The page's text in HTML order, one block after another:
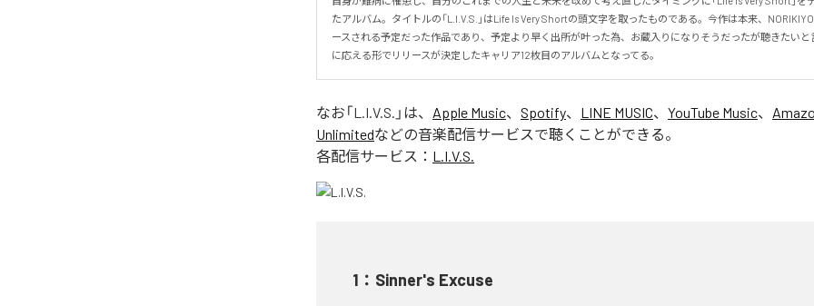
たアルバム。タイトルの「L.I.V.S.」はLife Is Very Shortの頭文字を取ったものである。今作は本来、
ースされる予定だった作品であり、予定より早く出所が叶った為、お蔵入りになりそうだったが聴きたいと
に応える形でリリースが決定したキャリア12枚目のアルバムとなってる。
なお「L.I.V.S. 」は、 Apple Music、 Spotify、 LINE MUSIC、 YouTube Music、
Unlimitedなどの音楽配信サービスで聴くことができる。
各配信サービス： L.I.V.S.
1 ： Sinner's Excuse